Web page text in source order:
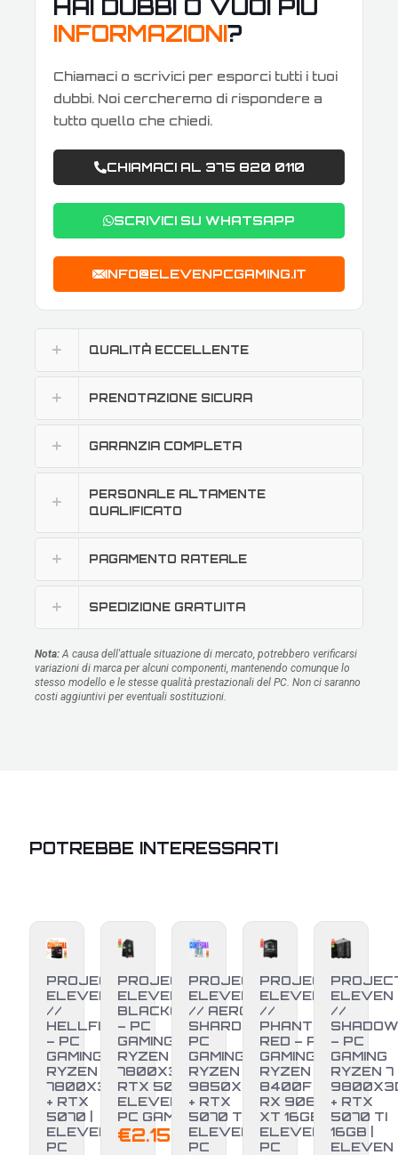
HAI DUBBI O VUOI PIÙ
INFORMAZIONI?
Chiamaci o scrivici per esporci tutti i tuoi
dubbi. Noi cercheremo di rispondere a
tutto quello che chiedi.
CHIAMACI AL 375 820 0110
SCRIVICI SU WHATSAPP
INFO@ELEVENPCGAMING.IT
QUALITÀ ECCELLENTE
PRENOTAZIONE SICURA
GARANZIA COMPLETA
PERSONALE ALTAMENTE
QUALIFICATO
PAGAMENTO RATEALE
SPEDIZIONE GRATUITA
Nota: A causa dell'attuale situazione di mercato, potrebbero verificarsi
variazioni di marca per alcuni componenti, mantenendo comunque lo
stesso modello e le stesse qualità prestazionali del PC. Non ci saranno
costi aggiuntivi per eventuali sostituzioni.
POTREBBE INTERESSARTI
PROJECT
ELEVEN
//
HELLFIRE
– PC
GAMING
RYZEN 7
7800X3D
+ RTX
5070 |
ELEVEN
PC
PROJECT
ELEVEN //
BLACKOUT
– PC
GAMING
RYZEN 7
7800X3D +
RTX 5070 |
ELEVEN
PC GAMING
€2.150,00
PROJECT
ELEVEN
// AERO
SHARD –
PC
GAMING
RYZEN 7
9850X3D
+ RTX
5070 TI |
ELEVEN
PC
-6%
PROJECT
ELEVEN
//
PHANTOM
RED – PC
GAMING
RYZEN 5
8400F +
RX 9060
XT 16GB |
ELEVEN
PC
ELEVEN
//
SHADOW
– PC
GAMING
RYZEN 7
+ RTX
5070 TI
16GB |
ELEVEN